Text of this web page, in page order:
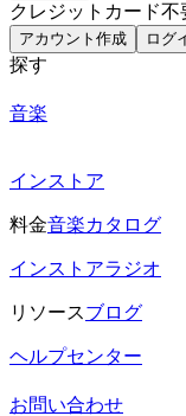
クレジットカード不
アカウント作成 ログ
探す
音楽
インストア
料金音楽カタログ
インストアラジオ
リソースブログ
ヘルプセンター
お問い合わせ